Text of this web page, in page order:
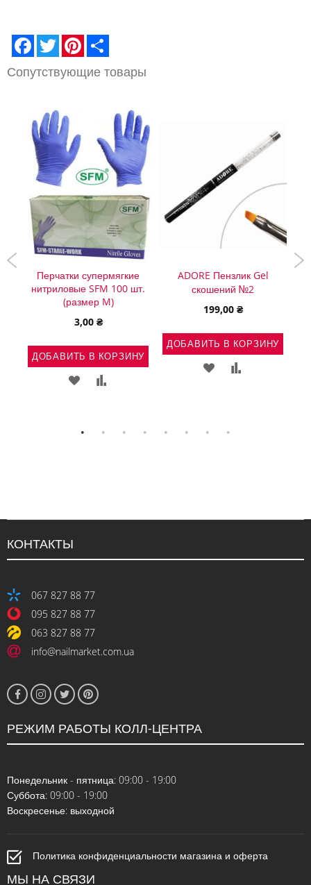
Facebook
Twitter Pinterest
Сопутствующие товары
Перчатки супермягкие
нитриловые SFM 100 шт.
(размер M)
3,00 ₴
ДОБАВИТЬ В КОРЗИНУ
ДОБАВИТЬ
ADORE Пензлик Gel
скошений №2
199,00 ₴
ДОБАВИТЬ В КОРЗИНУ
ДОБАВИТЬ
КОНТАКТЫ
067 827 88 77
095 827 88 77
063 827 88 77
info@nailmarket.com.ua
РЕЖИМ РАБОТЫ КОЛЛ-ЦЕНТРА
Понедельник - пятница: 09:00 - 19:00
Суббота: 09:00 - 19:00
Воскресенье: выходной
Политика конфиденциальности магазина и оферта
МЫ НА СВЯЗИ